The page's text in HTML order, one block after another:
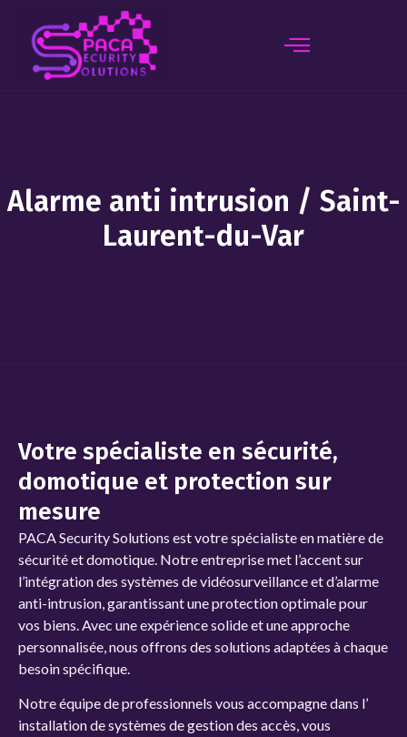
principal
Alarme anti intrusion / Saint-
Laurent-du-Var
Votre spécialiste en sécurité,
domotique et protection sur
mesure
PACA Security Solutions est votre spécialiste en matière de
sécurité et domotique. Notre entreprise met l’accent sur
l’intégration des systèmes de vidéosurveillance et d’alarme
anti-intrusion, garantissant une protection optimale pour
vos biens. Avec une expérience solide et une approche
personnalisée, nous offrons des solutions adaptées à chaque
besoin spécifique.
Notre équipe de professionnels vous accompagne dans l’
installation de systèmes de gestion des accès, vous